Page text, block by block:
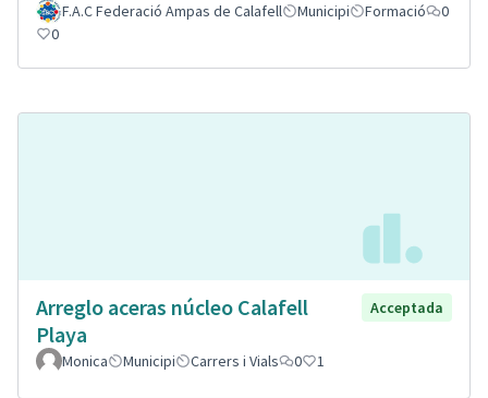
F.A.C Federació Ampas de Calafell Municipi Formació
0
0
Arreglo aceras núcleo Calafell
Playa
Acceptada
Monica Municipi Carrers i Vials 0 1